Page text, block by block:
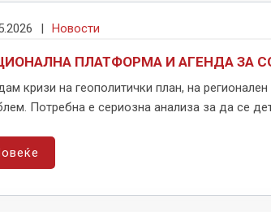
| Новости
ПЛАТФОРМА И АГЕНДА ЗА
кризи на геополитички план, на
Потребна е сериозна анализа за да се